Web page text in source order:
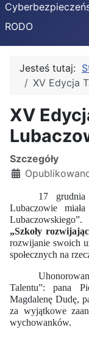
RODO
Jesteś tutaj:
XV Edycja
XV
Szczegóły
17
Lubaczowie
Lubaczowskiego”.
„Szkoły
rozwijanie swoich
społecznych na
Talentu”: pana
Magdalenę Dudę,
za wyjątkowe
wychowanków.